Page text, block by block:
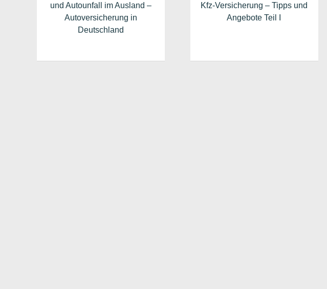
und Autounfall im Ausland –
Autoversicherung in
Deutschland
Kfz-Versicherung – Tipps und
Angebote Teil I